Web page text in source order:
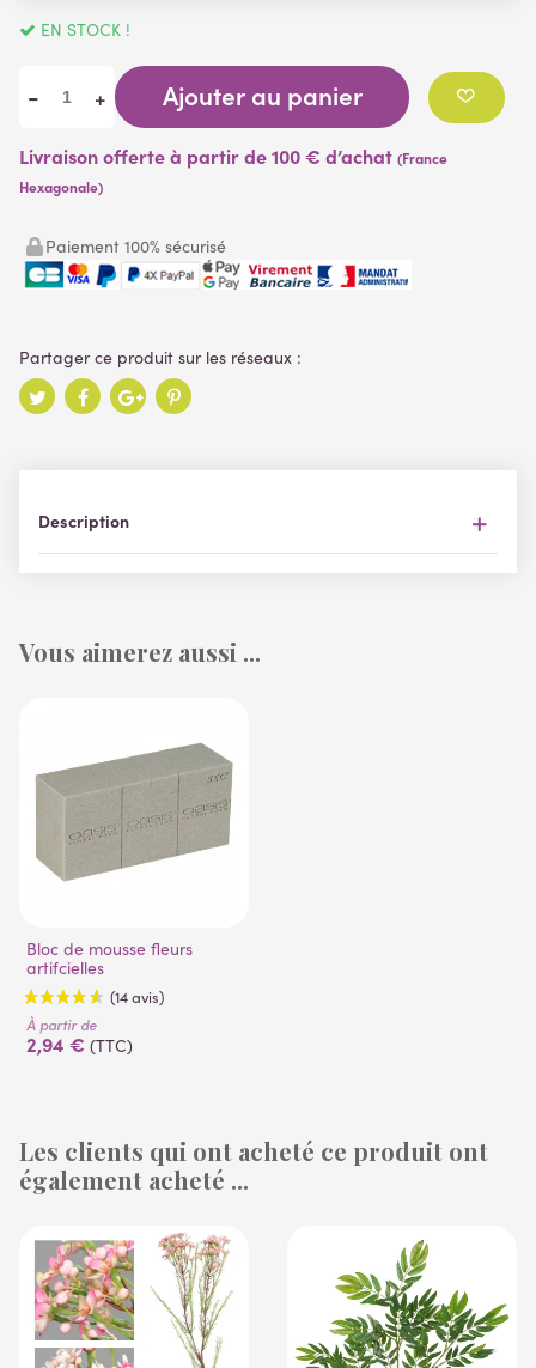
EN STOCK !
- + Ajouter au panier
Livraison offerte à partir de 100 € d’achat (France
Hexagonale)
Paiement 100% sécurisé
Description
Vous aimerez aussi ...
Bloc de mousse fleurs
artifcielles
À partir de
2,94 € (TTC)
Les clients qui ont acheté ce produit ont
également acheté ...